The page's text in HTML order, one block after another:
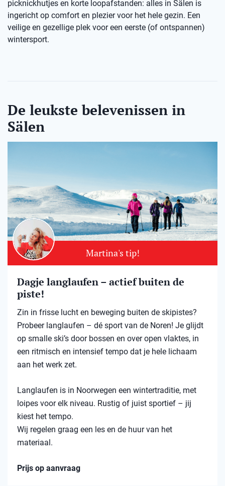
picknickhutjes en korte loopafstanden: alles in Sälen is
ingericht op comfort en plezier voor het hele gezin. Een
veilige en gezellige plek voor een eerste (of ontspannen)
wintersport.
De leukste belevenissen in
Sälen
Martina's tip!
Dagje langlaufen – actief buiten de
piste!
Zin in frisse lucht en beweging buiten de skipistes?
Probeer langlaufen – dé sport van de Noren! Je glijdt
op smalle ski’s door bossen en over open vlaktes, in
een ritmisch en intensief tempo dat je hele lichaam
aan het werk zet.
Langlaufen is in Noorwegen een wintertraditie, met
loipes voor elk niveau. Rustig of juist sportief – jij
kiest het tempo.
Wij regelen graag een les en de huur van het
materiaal.
Prijs op aanvraag